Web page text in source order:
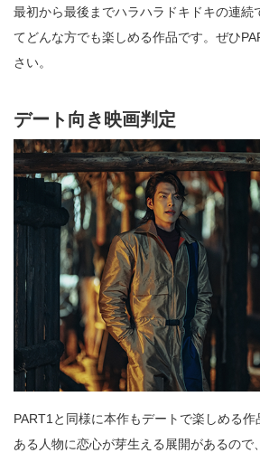
最初から最後までハラハラドキドキの連続
てどんな方でも楽しめる作品です。ぜひ
さい。
デート向き映画判定
PART1と同様に本作もデートで楽しめる作
ある人物に恋心が芽生える展開があるので